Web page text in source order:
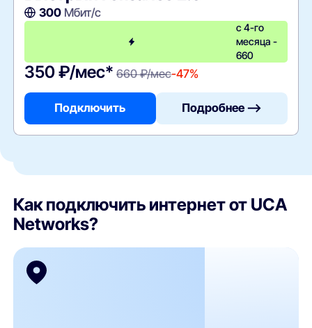
300Мбит/с
с 4-го
месяца -
660
350 ₽/мес* 660 ₽/мес-47%
Подключить Подробнее —>
Как подключить интернет от UCA
Networks?